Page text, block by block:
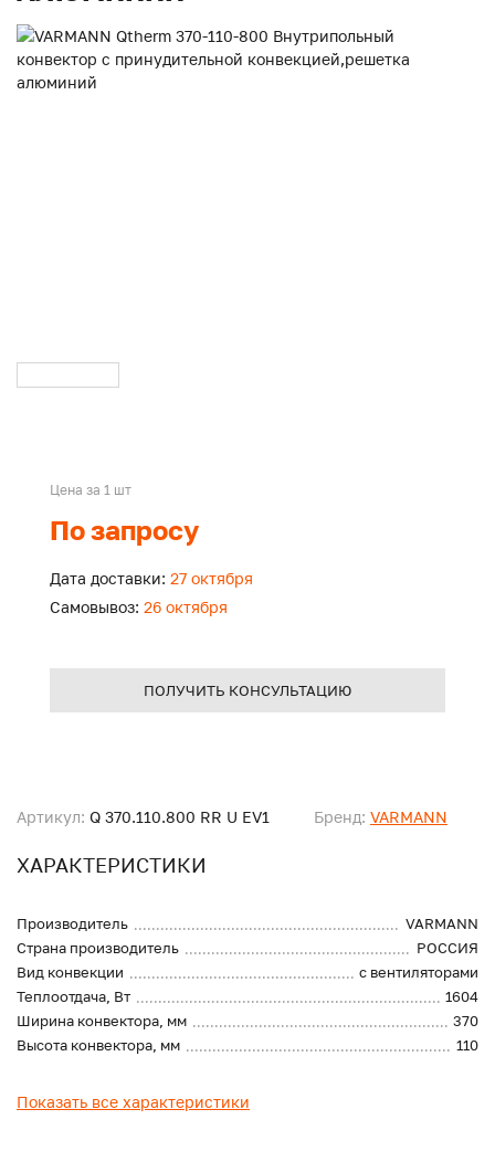
Артикул: Q 370.110.800 RR U EV1 Бренд: VARMANN
ХАРАКТЕРИСТИКИ
Производитель
VARMANN
Страна производитель
РОССИЯ
Вид конвекции
с вентиляторами
Теплоотдача, Вт
1604
Ширина конвектора, мм
370
Высота конвектора, мм
110
Показать все характеристики
Цена за 1 шт
По запросу
Дата доставки: 27 октября
Самовывоз: 26 октября
ПОЛУЧИТЬ КОНСУЛЬТАЦИЮ